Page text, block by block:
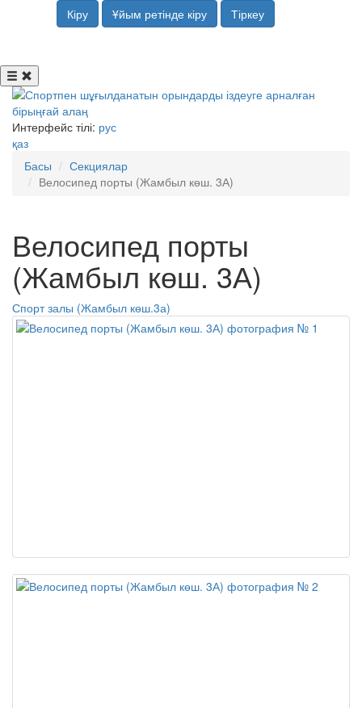
Кіру Ұйым ретінде кіру Тіркеу
Интерфейс тілі: рус
қаз
Басы
Секциялар
Велосипед порты (Жамбыл көш. 3А)
Велосипед порты
(Жамбыл көш. 3А)
Спорт залы (Жамбыл көш.3а)